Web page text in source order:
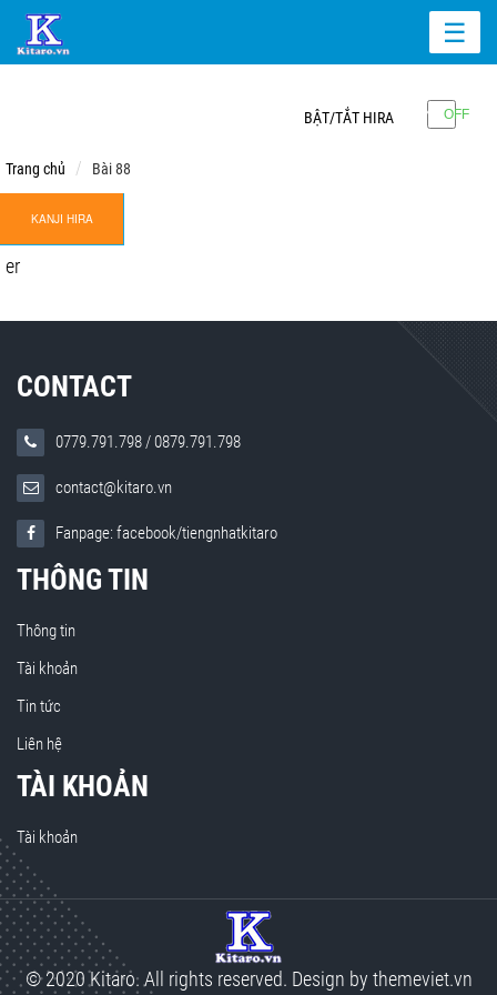
☰
BẬT/TẮT HIRA
Trang chủ Bài 88
KANJI HIRA
er
CONTACT
0779.791.798/0879.791.798
contact@kitaro.vn
Fanpage: facebook/tiengnhatkitaro
THÔNG TIN
Thông tin
Tài khoản
Tin tức
Liên hệ
TÀI KHOẢN
Tài khoản
© 2020 Kitaro. All rights reserved. Design by themeviet.vn